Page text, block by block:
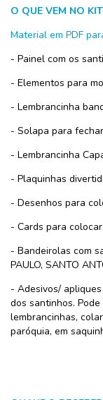
O QUE VEM NO
Material em PDF
- Painel com os
- Elementos para
- Lembrancinha
- Solapa para
- Lembrancinha
- Plaquinhas
- Desenhos para
- Cards para
- Bandeirolas com
PAULO, SANTO
- Adesivos/
dos santinhos.
lembrancinhas,
paróquia, em